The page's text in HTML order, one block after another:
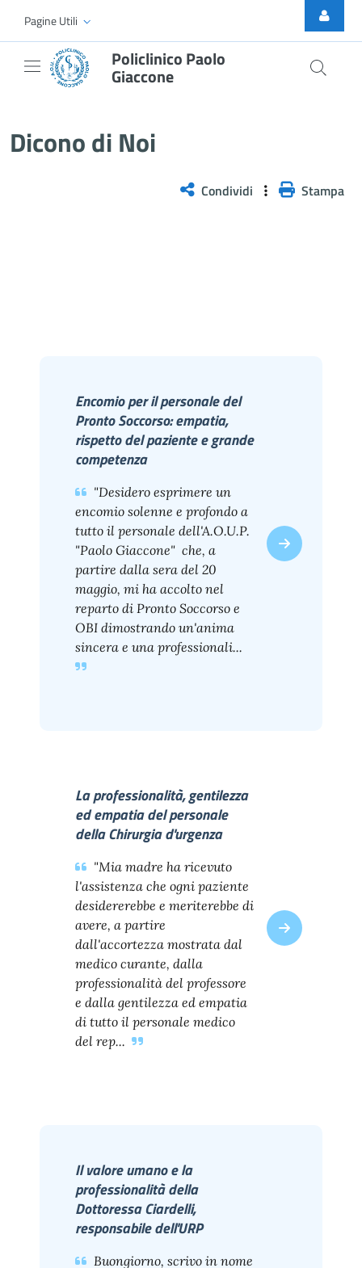
Skip to Main Content
Pagine Utili
Policlinico Paolo
Giaccone
Dicono di Noi
Condividi Stampa
Encomio per il personale del
Pronto Soccorso: empatia,
rispetto del paziente e grande
competenza
"Desidero esprimere un
encomio solenne e profondo a
tutto il personale dell'A.O.U.P.
"Paolo Giaccone" che, a
partire dalla sera del 20
maggio, mi ha accolto nel
reparto di Pronto Soccorso e
OBI dimostrando un'anima
sincera e una professionali...
La professionalità, gentilezza
ed empatia del personale
della Chirurgia d'urgenza
"Mia madre ha ricevuto
l'assistenza che ogni paziente
desidererebbe e meriterebbe di
avere, a partire
dall'accortezza mostrata dal
medico curante, dalla
professionalità del professore
e dalla gentilezza ed empatia
di tutto il personale medico
del rep...
Il valore umano e la
professionalità della
Dottoressa Ciardelli,
responsabile dell'URP
Buongiorno, scrivo in nome